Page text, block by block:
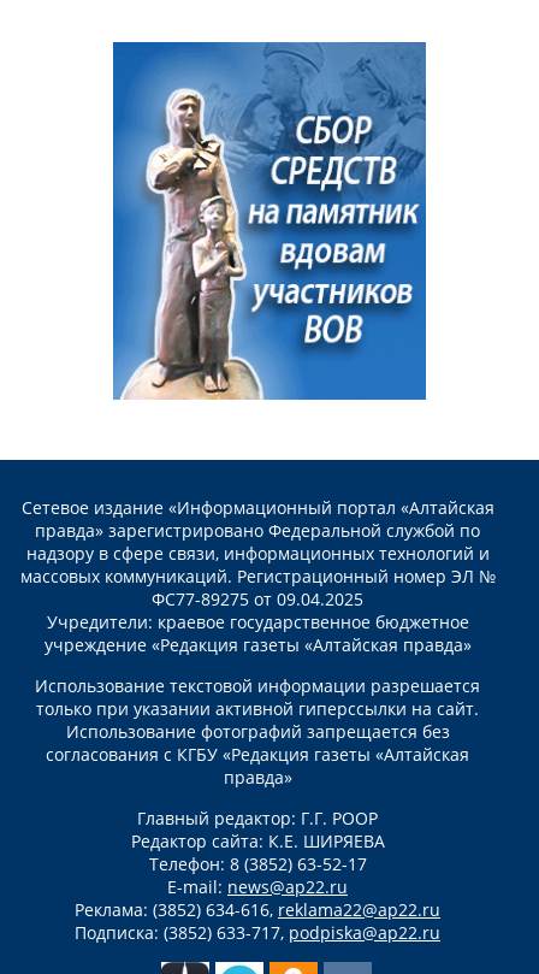
Сетевое издание «Информационный портал «Алтайская
правда» зарегистрировано Федеральной службой по
надзору в сфере связи, информационных технологий и
массовых коммуникаций. Регистрационный номер ЭЛ №
ФС77-89275 от 09.04.2025
Учредители: краевое государственное бюджетное
учреждение «Редакция газеты «Алтайская правда»
Использование текстовой информации разрешается
только при указании активной гиперссылки на сайт.
Использование фотографий запрещается без
согласования с КГБУ «Редакция газеты «Алтайская
правда»
Главный редактор: Г.Г. РООР
Редактор сайта: К.Е. ШИРЯЕВА
Телефон: 8 (3852) 63-52-17
E-mail: news@ap22.ru
Реклама: (3852) 634-616, reklama22@ap22.ru
Подписка: (3852) 633-717, podpiska@ap22.ru